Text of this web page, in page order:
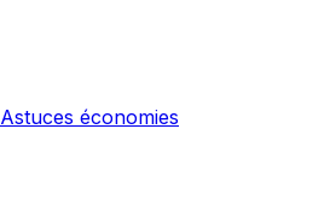
Astuces économies